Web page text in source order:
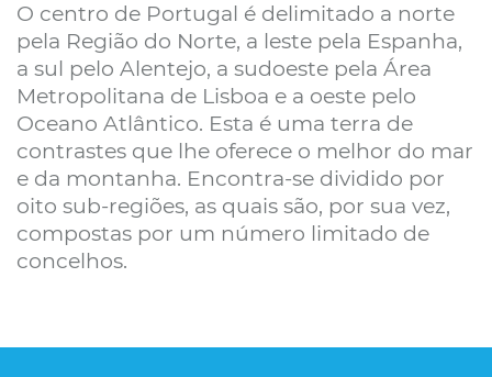
O centro de Portugal é delimitado a norte
pela Região do Norte, a leste pela Espanha,
a sul pelo Alentejo, a sudoeste pela Área
Metropolitana de Lisboa e a oeste pelo
Oceano Atlântico. Esta é uma terra de
contrastes que lhe oferece o melhor do mar
e da montanha. Encontra-se dividido por
oito sub-regiões, as quais são, por sua vez,
compostas por um número limitado de
concelhos.